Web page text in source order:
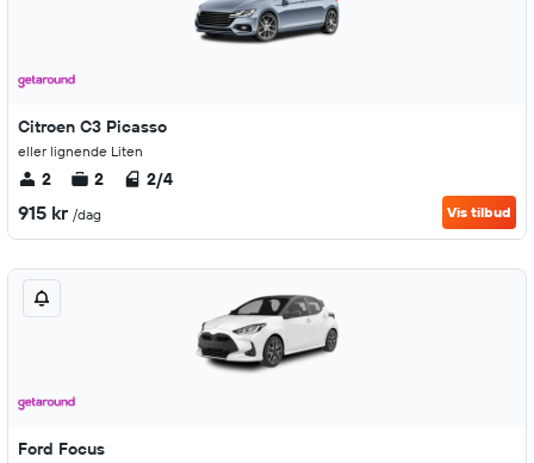
Citroen C3 Picasso
eller lignende Liten
2 2 2/4
915 kr /dag Vis tilbud
Ford Focus